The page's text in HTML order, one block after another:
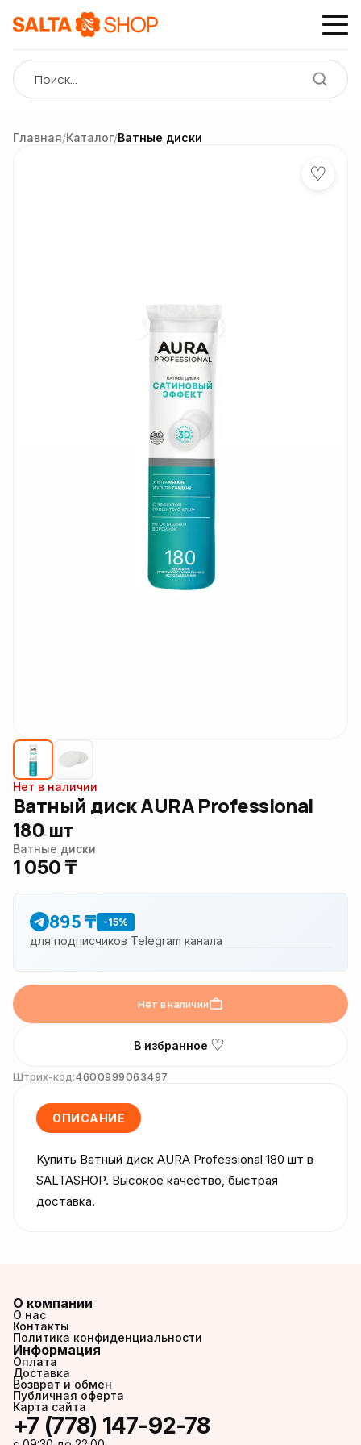
Главная/Каталог/Ватные диски
♡
Нет в наличии
Ватный диск AURA Professional
180 шт
Ватные диски
1 050 ₸
895 ₸ -15%
для подписчиков Telegram канала
Нет в наличии
В избранное ♡
Штрих-код:4600999063497
ОПИСАНИЕ
Купить Ватный диск AURA Professional 180 шт в
SALTASHOP. Высокое качество, быстрая
доставка.
О компании
О нас
Контакты
Политика конфиденциальности
Информация
Оплата
Доставка
Возврат и обмен
Публичная оферта
Карта сайта
+7 (778) 147-92-78